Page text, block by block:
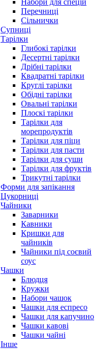
Перечниці
Сільнички
Супниці
Тарілки
Глибокі тарілки
Десертні тарілки
Дрібні тарілки
Квадратні тарілки
Круглі тарілки
Обідні тарілки
Овальні тарілки
Плоскі тарілки
Тарілки для
морепродуктів
Тарілки для піци
Тарілки для пасти
Тарілки для суши
Тарілки для фруктів
Трикутні тарілки
Форми для запікання
Цукорниці
Чайники
Заварники
Кавники
Кришки для
чайників
Чайники під соєвий
соус
Чашки
Блюдця
Кружки
Набори чашок
Чашки для еспресо
Чашки для капучино
Чашки кавові
Чашки чайні
Інше